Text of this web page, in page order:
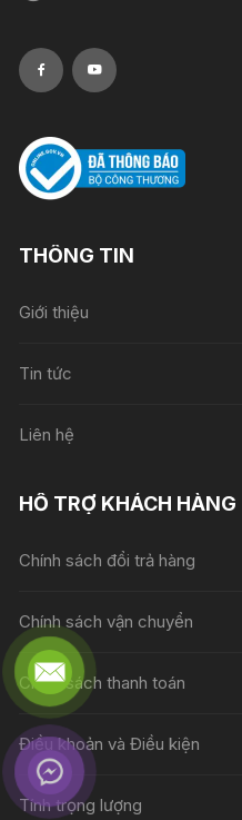
THÔNG TIN
Giới thiệu
Tin tức
Liên hệ
HỖ TRỢ KHÁCH HÀNG
Chính sách đổi trả hàng
Chính sách vận chuyển
Chính sách thanh toán
Điều khoản và Điều kiện
Tính trọng lượng